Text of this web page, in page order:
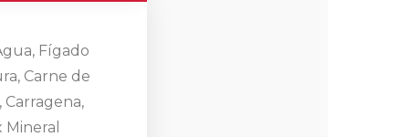
Fígado
Carne de